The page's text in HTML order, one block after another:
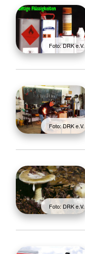
Foto: DRK e.V.
Foto: DRK e.V.
Foto: DRK e.V.